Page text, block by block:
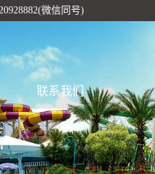
微信同号)
联系我们